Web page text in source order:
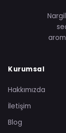
Kurumsal
Hakkımızda
İletişim
Blog